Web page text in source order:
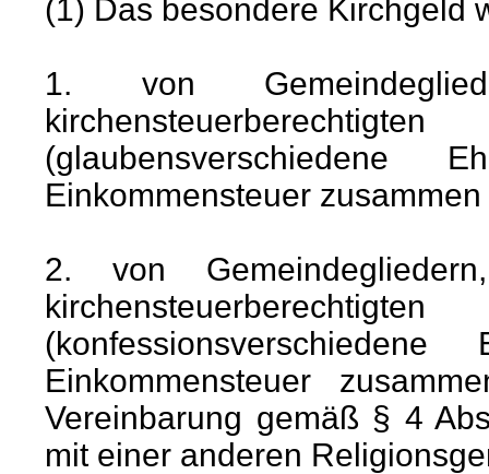
(1) Das besondere Kirchgeld
1. von
Einkommensteuer
2. von
Einkommensteuer
Vereinbarung gemäß § 4
mit einer anderen